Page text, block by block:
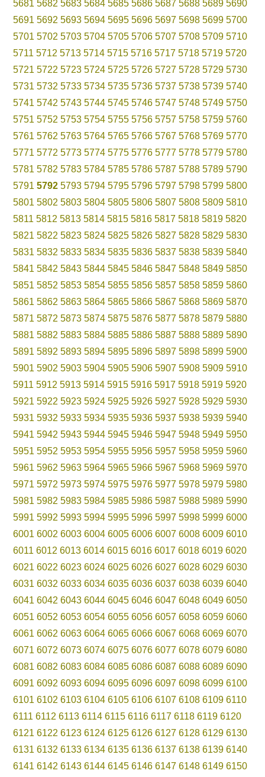
5681 5682 5683 5684 5685 5686 5687 5688 5689 5690
5691 5692 5693 5694 5695 5696 5697 5698 5699 5700
5701 5702 5703 5704 5705 5706 5707 5708 5709 5710
5711 5712 5713 5714 5715 5716 5717 5718 5719 5720
5721 5722 5723 5724 5725 5726 5727 5728 5729 5730
5731 5732 5733 5734 5735 5736 5737 5738 5739 5740
5741 5742 5743 5744 5745 5746 5747 5748 5749 5750
5751 5752 5753 5754 5755 5756 5757 5758 5759 5760
5761 5762 5763 5764 5765 5766 5767 5768 5769 5770
5771 5772 5773 5774 5775 5776 5777 5778 5779 5780
5781 5782 5783 5784 5785 5786 5787 5788 5789 5790
5791 5792 5793 5794 5795 5796 5797 5798 5799 5800
5801 5802 5803 5804 5805 5806 5807 5808 5809 5810
5811 5812 5813 5814 5815 5816 5817 5818 5819 5820
5821 5822 5823 5824 5825 5826 5827 5828 5829 5830
5831 5832 5833 5834 5835 5836 5837 5838 5839 5840
5841 5842 5843 5844 5845 5846 5847 5848 5849 5850
5851 5852 5853 5854 5855 5856 5857 5858 5859 5860
5861 5862 5863 5864 5865 5866 5867 5868 5869 5870
5871 5872 5873 5874 5875 5876 5877 5878 5879 5880
5881 5882 5883 5884 5885 5886 5887 5888 5889 5890
5891 5892 5893 5894 5895 5896 5897 5898 5899 5900
5901 5902 5903 5904 5905 5906 5907 5908 5909 5910
5911 5912 5913 5914 5915 5916 5917 5918 5919 5920
5921 5922 5923 5924 5925 5926 5927 5928 5929 5930
5931 5932 5933 5934 5935 5936 5937 5938 5939 5940
5941 5942 5943 5944 5945 5946 5947 5948 5949 5950
5951 5952 5953 5954 5955 5956 5957 5958 5959 5960
5961 5962 5963 5964 5965 5966 5967 5968 5969 5970
5971 5972 5973 5974 5975 5976 5977 5978 5979 5980
5981 5982 5983 5984 5985 5986 5987 5988 5989 5990
5991 5992 5993 5994 5995 5996 5997 5998 5999 6000
6001 6002 6003 6004 6005 6006 6007 6008 6009 6010
6011 6012 6013 6014 6015 6016 6017 6018 6019 6020
6021 6022 6023 6024 6025 6026 6027 6028 6029 6030
6031 6032 6033 6034 6035 6036 6037 6038 6039 6040
6041 6042 6043 6044 6045 6046 6047 6048 6049 6050
6051 6052 6053 6054 6055 6056 6057 6058 6059 6060
6061 6062 6063 6064 6065 6066 6067 6068 6069 6070
6071 6072 6073 6074 6075 6076 6077 6078 6079 6080
6081 6082 6083 6084 6085 6086 6087 6088 6089 6090
6091 6092 6093 6094 6095 6096 6097 6098 6099 6100
6101 6102 6103 6104 6105 6106 6107 6108 6109 6110
6111 6112 6113 6114 6115 6116 6117 6118 6119 6120
6121 6122 6123 6124 6125 6126 6127 6128 6129 6130
6131 6132 6133 6134 6135 6136 6137 6138 6139 6140
6141 6142 6143 6144 6145 6146 6147 6148 6149 6150